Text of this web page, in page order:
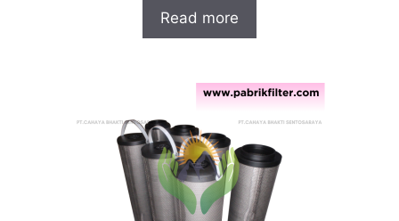
Read more